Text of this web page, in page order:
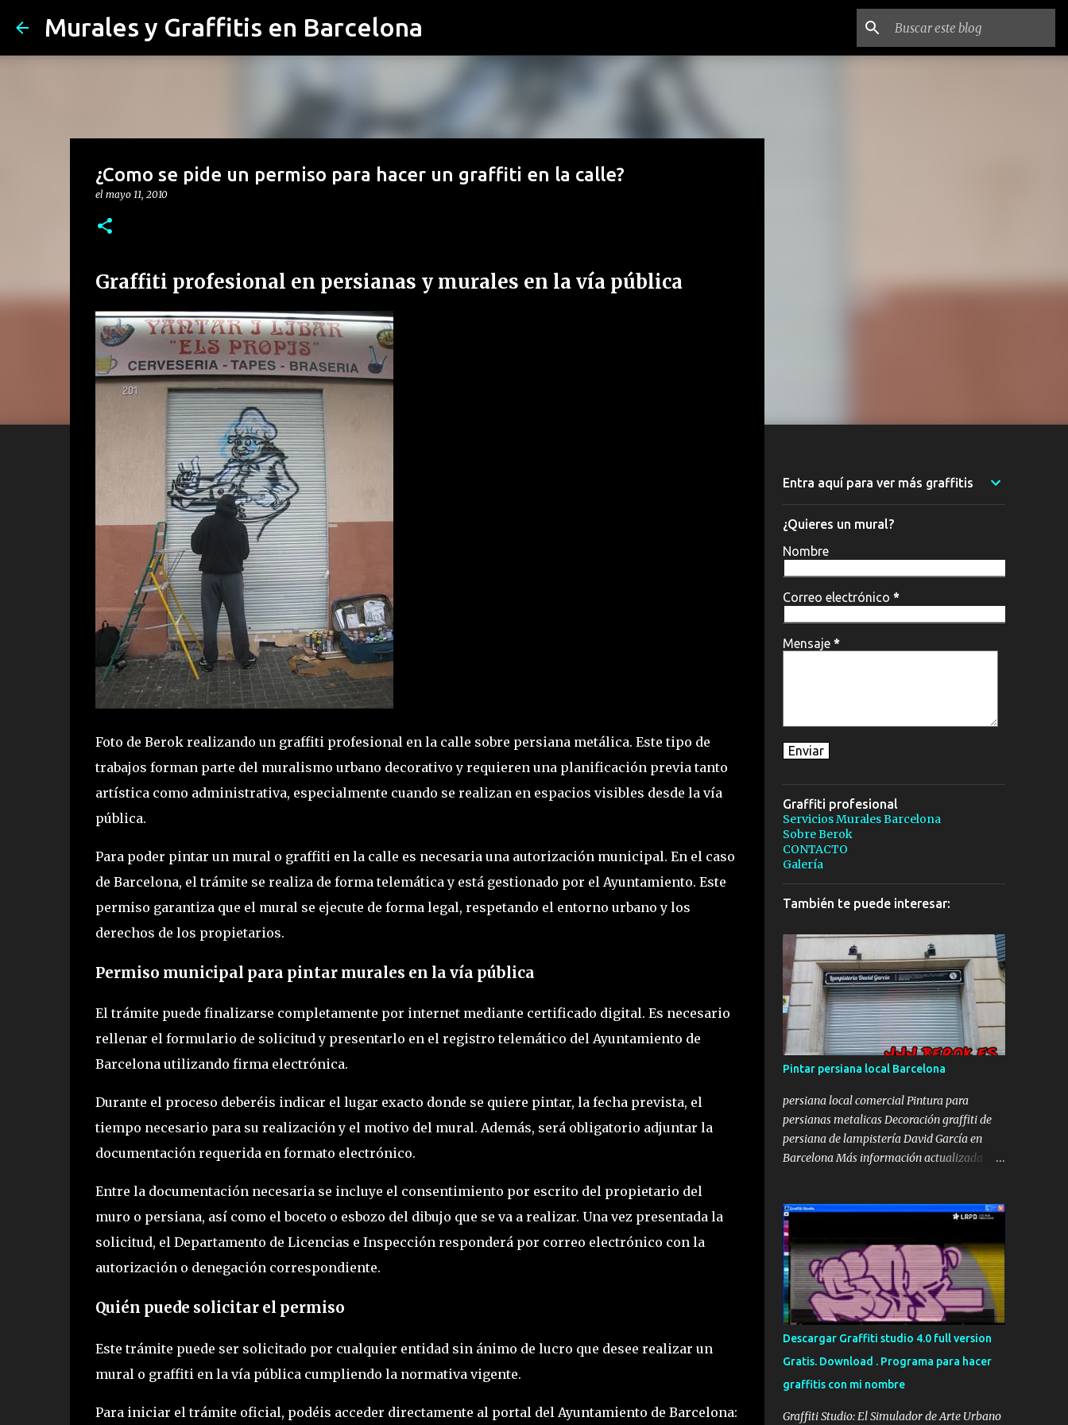
Murales y Graffitis en Barcelona
¿Como se pide un permiso para hacer un graffiti en la calle?
el mayo 11, 2010
Graffiti profesional en persianas y murales en la vía pública
Foto de Berok realizando un graffiti profesional en la calle sobre persiana metálica. Este tipo de
trabajos forman parte del muralismo urbano decorativo y requieren una planificación previa tanto
artística como administrativa, especialmente cuando se realizan en espacios visibles desde la vía
pública.
Para poder pintar un mural o graffiti en la calle es necesaria una autorización municipal. En el caso
de Barcelona, el trámite se realiza de forma telemática y está gestionado por el Ayuntamiento. Este
permiso garantiza que el mural se ejecute de forma legal, respetando el entorno urbano y los
derechos de los propietarios.
Permiso municipal para pintar murales en la vía pública
El trámite puede finalizarse completamente por internet mediante certificado digital. Es necesario
rellenar el formulario de solicitud y presentarlo en el registro telemático del Ayuntamiento de
Barcelona utilizando firma electrónica.
Durante el proceso deberéis indicar el lugar exacto donde se quiere pintar, la fecha prevista, el
tiempo necesario para su realización y el motivo del mural. Además, será obligatorio adjuntar la
documentación requerida en formato electrónico.
Entre la documentación necesaria se incluye el consentimiento por escrito del propietario del
muro o persiana, así como el boceto o esbozo del dibujo que se va a realizar. Una vez presentada la
solicitud, el Departamento de Licencias e Inspección responderá por correo electrónico con la
autorización o denegación correspondiente.
Quién puede solicitar el permiso
Este trámite puede ser solicitado por cualquier entidad sin ánimo de lucro que desee realizar un
mural o graffiti en la vía pública cumpliendo la normativa vigente.
Para iniciar el trámite oficial, podéis acceder directamente al portal del Ayuntamiento de Barcelona:
Entra aquí para ver más graffitis
¿Quieres un mural?
Nombre
Correo electrónico *
Mensaje *
Graffiti profesional
Servicios Murales Barcelona
Sobre Berok
CONTACTO
Galería
También te puede interesar:
Pintar persiana local Barcelona
persiana local comercial Pintura para
persianas metalicas Decoración graffiti de
persiana de lampistería David García en
Barcelona Más información actualizada
lienzo a decorar, se trataba de una persiana
metálica que teníamos que pintar con un
diseño relacionado con la Lampistería y los
servicios que ofrecen, además de introducir
el texto de urgencias 24 horas. Así que para
ellos nos centramos en un diseño práctico,
donde cualquier persona que pasara por la
calle, de un golpe de vista pudiera ver
claramente algunos de los servicios más
importantes que se realizan en dicho local y
Descargar Graffiti studio 4.0 full version
Gratis. Download . Programa para hacer
graffitis con mi nombre
Graffiti Studio: El Simulador de Arte Urbano